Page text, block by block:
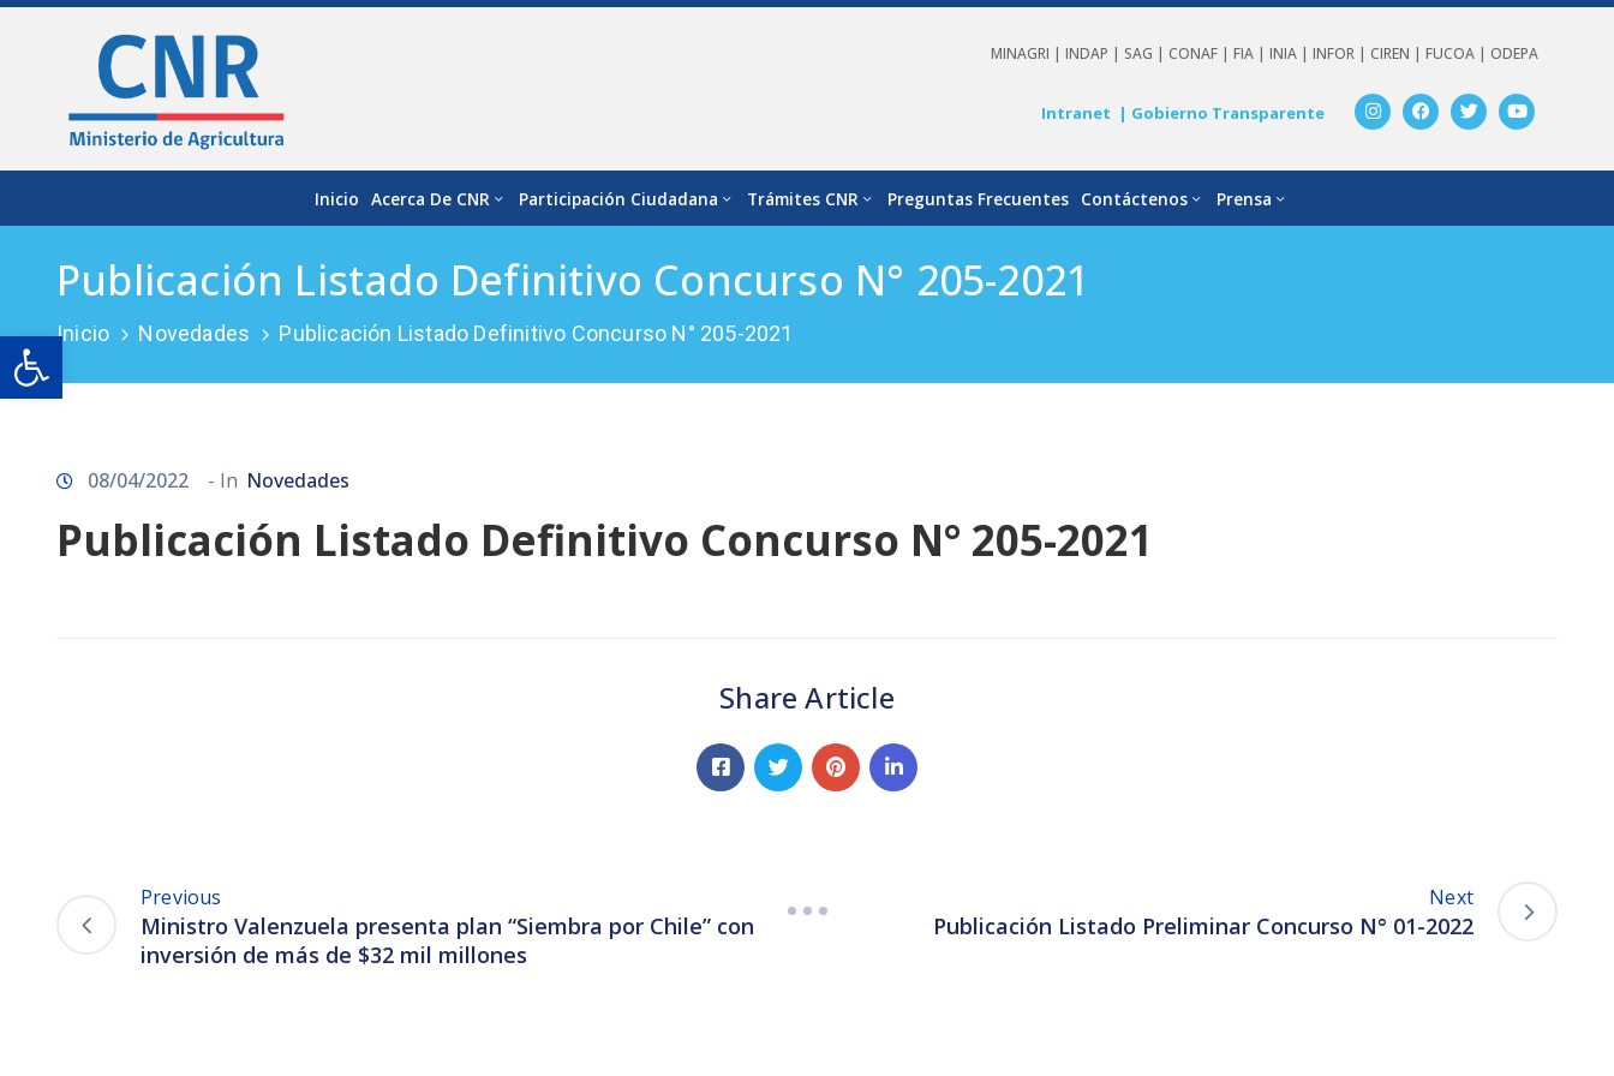
Open toolbar
MINAGRI |INDAP | SAG | CONAF |FIA |INIA |INFOR | CIREN |FUCOA | ODEPA
Intranet | Gobierno Transparente
Inicio Acerca De CNR Participación Ciudadana Trámites CNR Preguntas Frecuentes Contáctenos Prensa
Publicación Listado Definitivo Concurso N° 205-2021
Inicio Novedades Publicación Listado Definitivo Concurso N° 205-2021
08/04/2022 - In Novedades
Publicación Listado Definitivo Concurso N° 205-2021
Share Article
Previous
Ministro Valenzuela presenta plan “Siembra por Chile” con
inversión de más de $32 mil millones
Next
Publicación Listado Preliminar Concurso N° 01-2022